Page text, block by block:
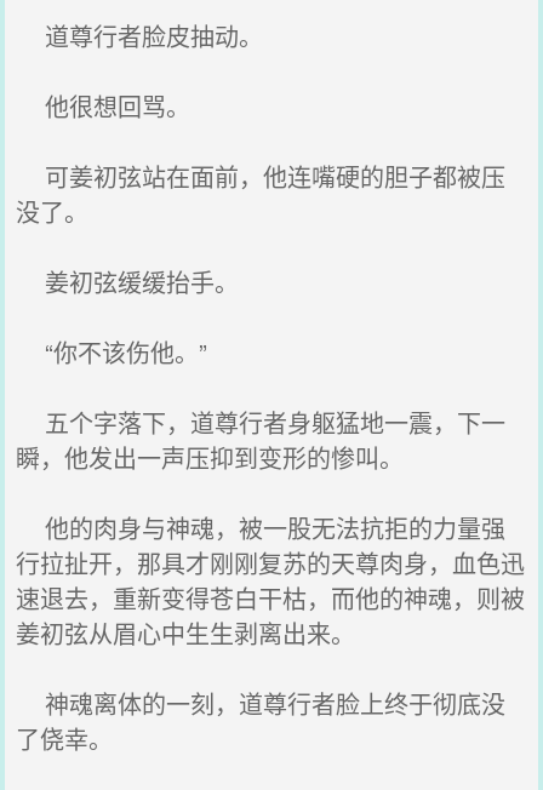
道尊行者脸皮抽动。
他很想回骂。
可姜初弦站在面前，他连嘴硬的胆子都被压
没了。
姜初弦缓缓抬手。
“你不该伤他。”
五个字落下，道尊行者身躯猛地一震，下一
瞬，他发出一声压抑到变形的惨叫。
他的肉身与神魂，被一股无法抗拒的力量强
行拉扯开，那具才刚刚复苏的天尊肉身，血色迅
速退去，重新变得苍白干枯，而他的神魂，则被
姜初弦从眉心中生生剥离出来。
神魂离体的一刻，道尊行者脸上终于彻底没
了侥幸。